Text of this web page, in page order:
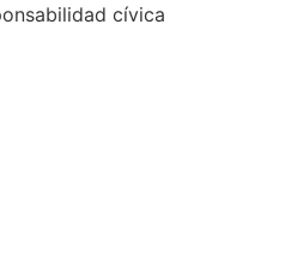
cívica